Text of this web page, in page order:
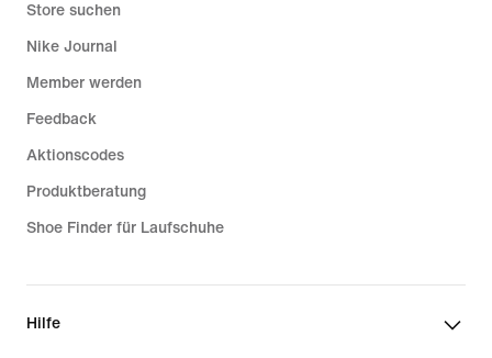
Store suchen
Nike Journal
Member werden
Feedback
Aktionscodes
Produktberatung
Shoe Finder für Laufschuhe
Hilfe